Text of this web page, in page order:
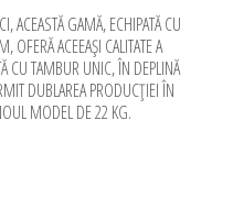
ACEASTĂ GAMĂ, ECHIPATĂ CU
OFERĂ ACEEAȘI CALITATE A
CU TAMBUR UNIC, ÎN DEPLINĂ
DUBLAREA PRODUCȚIEI ÎN
MODEL DE 22 KG.